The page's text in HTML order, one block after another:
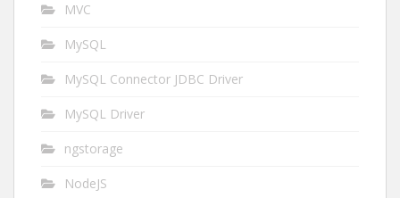
MVC
MySQL
MySQL Connector JDBC Driver
MySQL Driver
ngstorage
NodeJS